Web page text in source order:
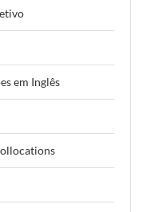
em Inglês